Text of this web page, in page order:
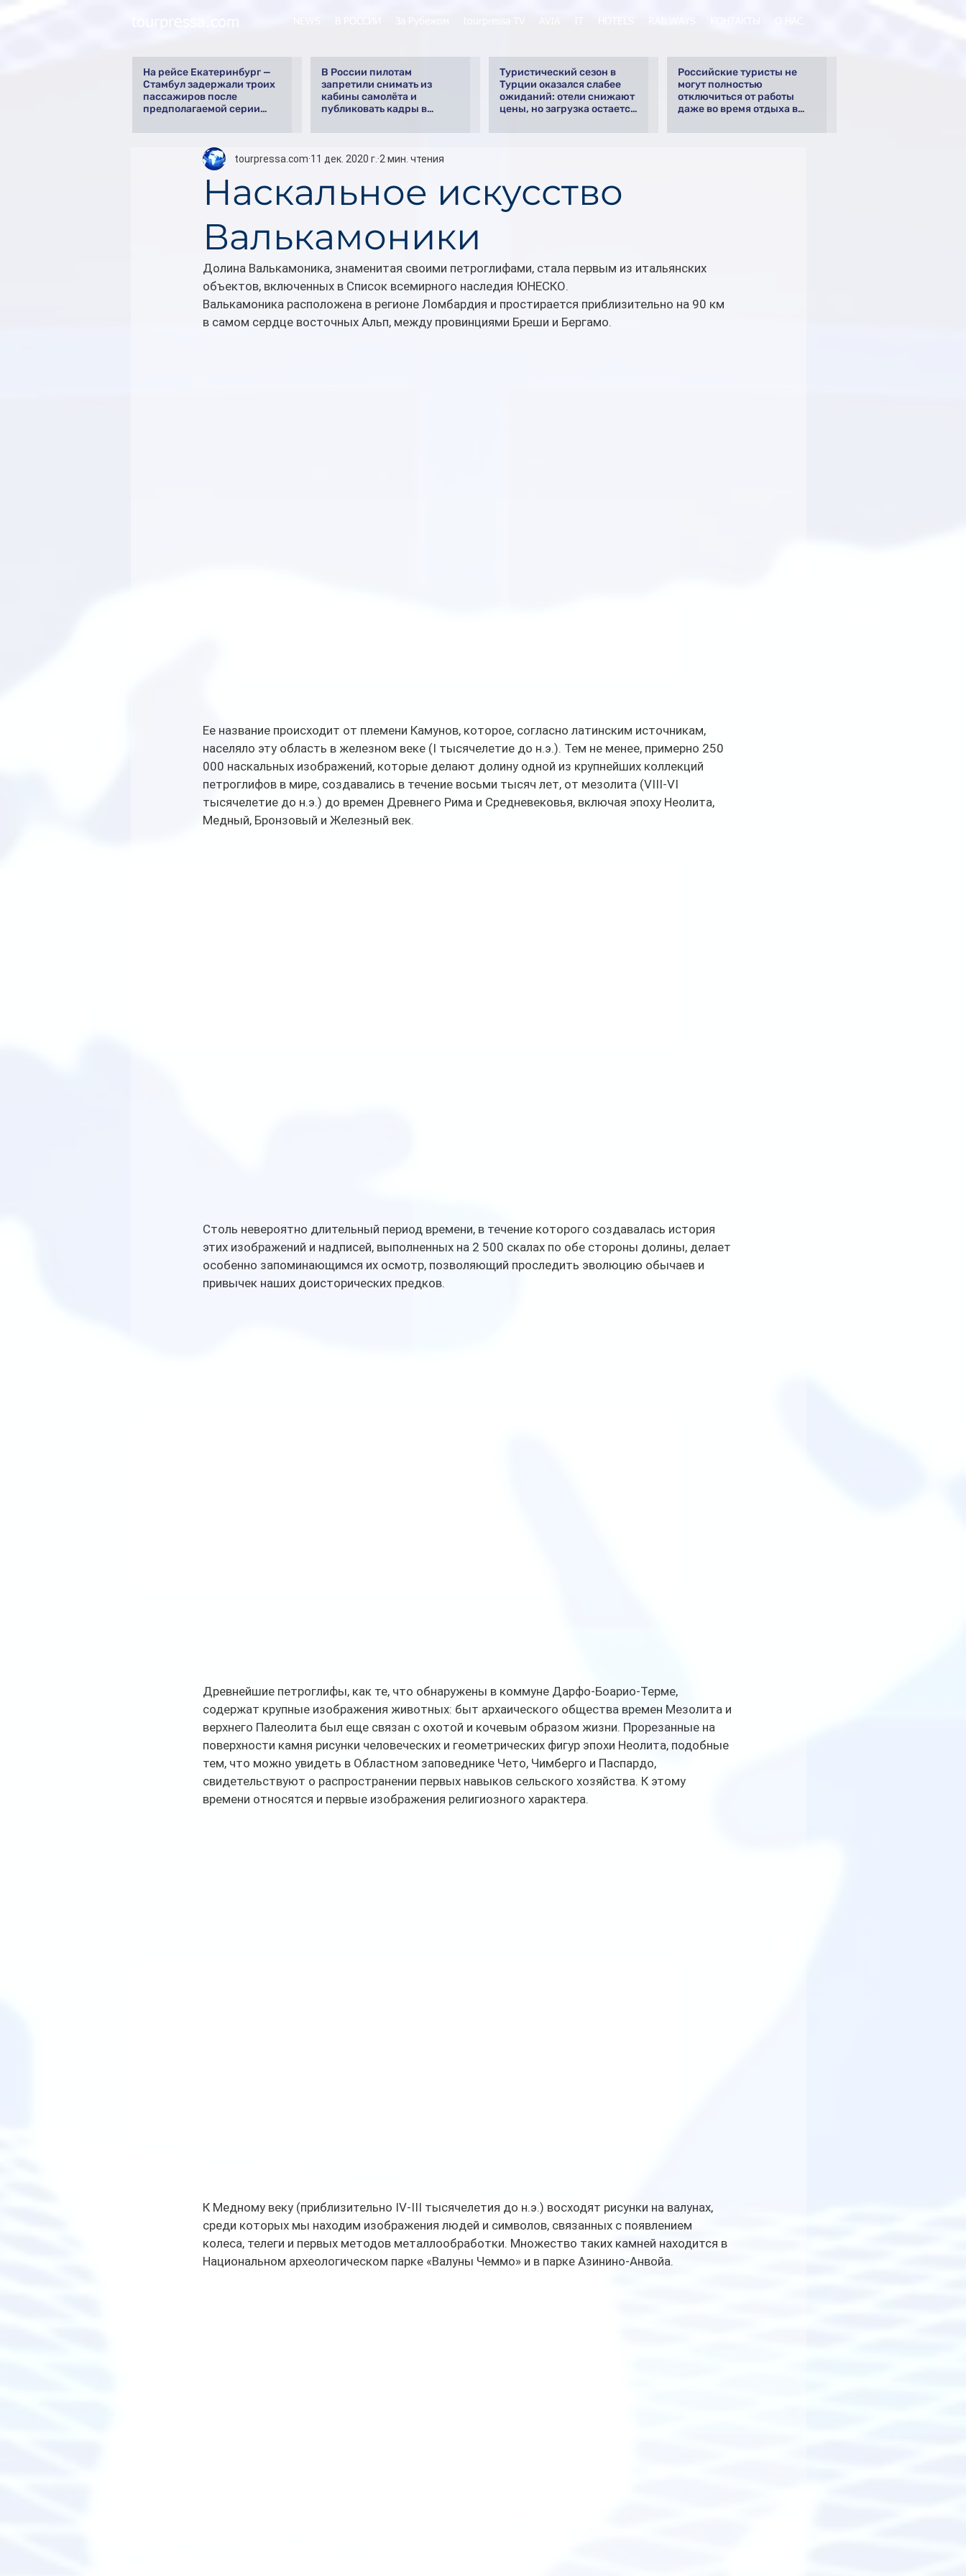
На рейсе Екатеринбург —
Стамбул задержали троих
пассажиров после
предполагаемой серии
В России пилотам
запретили снимать из
кабины самолёта и
публиковать кадры в
Туристический сезон в
Турции оказался слабее
ожиданий: отели снижают
цены, но загрузка остается
Российские туристы не
могут полностью
отключиться от работы
даже во время отдыха в
Наскальное искусство
Валькамоники
tourpressa.com 11 дек. 2020 г. 2 мин. чтения
Долина Валькамоника, знаменитая своими петроглифами, стала первым из итальянских
объектов, включенных в Список всемирного наследия ЮНЕСКО.
Валькамоника расположена в регионе Ломбардия и простирается приблизительно на 90 км
в самом сердце восточных Альп, между провинциями Бреши и Бергамо.
Ее название происходит от племени Камунов, которое, согласно латинским источникам,
населяло эту область в железном веке (I тысячелетие до н.э.). Тем не менее, примерно 250
000 наскальных изображений, которые делают долину одной из крупнейших коллекций
петроглифов в мире, создавались в течение восьми тысяч лет, от мезолита (VIII-VI
тысячелетие до н.э.) до времен Древнего Рима и Средневековья, включая эпоху Неолита,
Медный, Бронзовый и Железный век.
Столь невероятно длительный период времени, в течение которого создавалась история
этих изображений и надписей, выполненных на 2 500 скалах по обе стороны долины, делает
особенно запоминающимся их осмотр, позволяющий проследить эволюцию обычаев и
привычек наших доисторических предков.
Древнейшие петроглифы, как те, что обнаружены в коммуне Дарфо-Боарио-Терме,
содержат крупные изображения животных: быт архаического общества времен Мезолита и
верхнего Палеолита был еще связан с охотой и кочевым образом жизни. Прорезанные на
поверхности камня рисунки человеческих и геометрических фигур эпохи Неолита, подобные
тем, что можно увидеть в Областном заповеднике Чето, Чимберго и Паспардо,
свидетельствуют о распространении первых навыков сельского хозяйства. К этому
времени относятся и первые изображения религиозного характера.
К Медному веку (приблизительно IV-III тысячелетия до н.э.) восходят рисунки на валунах,
среди которых мы находим изображения людей и символов, связанных с появлением
колеса, телеги и первых методов металлообработки. Множество таких камней находится в
Национальном археологическом парке «Валуны Чеммо» и в парке Азинино-Анвойа.